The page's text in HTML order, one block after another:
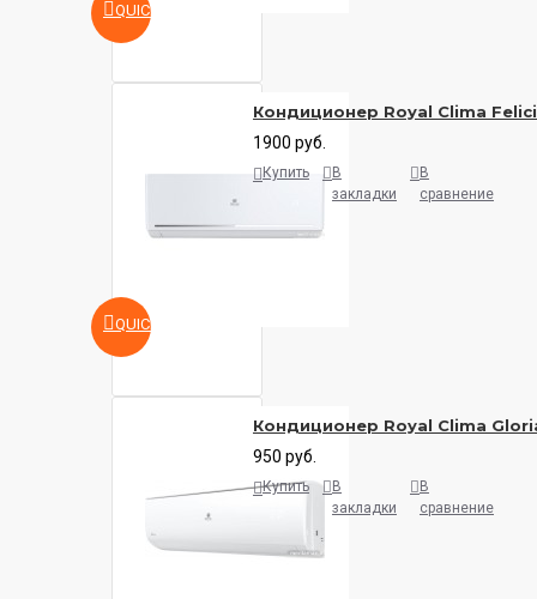
QUICKVIEW
QUICKVIEW
Кондиционер Royal Clima
1900 руб.
Купить
В
закладки
В
сравнение
Кондиционер Royal Clima
950 руб.
Купить
В
закладки
В
сравнение